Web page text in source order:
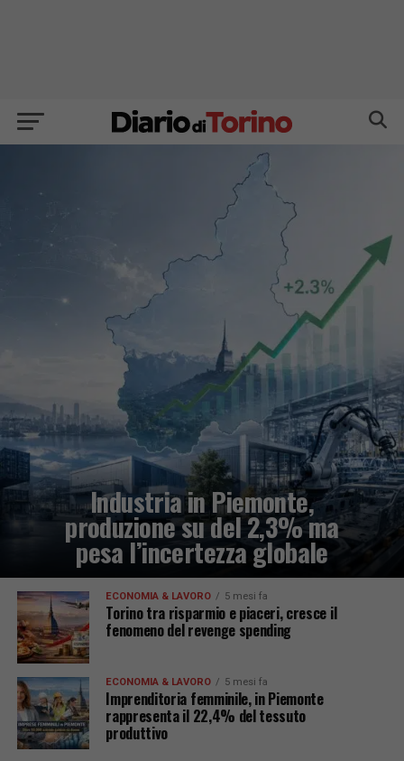
Industria in Piemonte,
produzione su del 2,3% ma
pesa l’incertezza globale
ECONOMIA & LAVORO 5 mesi fa
Torino tra risparmio e piaceri, cresce il
fenomeno del revenge spending
ECONOMIA & LAVORO 5 mesi fa
Imprenditoria femminile, in Piemonte
rappresenta il 22,4% del tessuto
produttivo